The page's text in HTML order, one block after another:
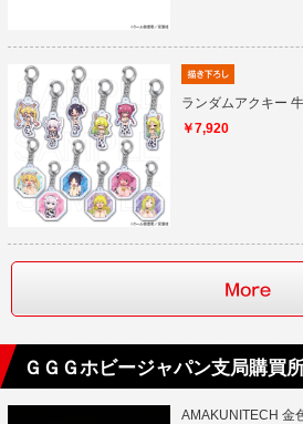
ランダムアクキー
￥7,920
ＧＧＧホビージャパン支局購買
AMAKUNITECH 金